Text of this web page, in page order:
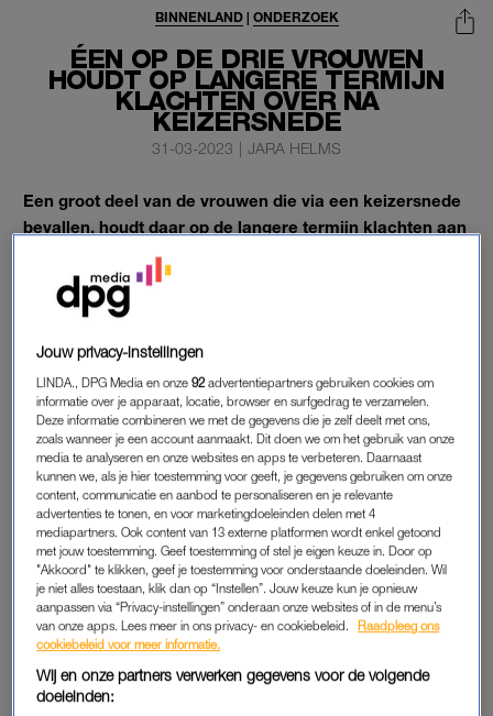
ÉEN OP DE DRIE VROUWEN
HOUDT OP LANGERE TERMIJN
KLACHTEN OVER NA
KEIZERSNEDE
BINNENLAND| ONDERZOEK
31-03-2023 | JARA HELMS
Een groot deel van de vrouwen die via een keizersnede
bevallen, houdt daar op de langere termijn klachten aan
over. Door een onderzoek van Amsterdam UMC wordt
dit gezien als een echt ziektebeeld.
Dit ziektebeeld krijgt de naam Caesarean Scar Disorder.
KLACHTEN NA KEIZERSNEDE
Uit het onderzoek van het Amsterdam UMC blijkt dat ongeveer
een op de drie vrouwen last van aanhoudende buikpijn,
bloedverlies of verminderde vruchtbaarheid als gevolg van een
keizersnede.
In het totaal bevallen zo’n dertigduizend vrouwen per jaar in
Nederland via een keizersnede. Meer dan de helft houdt hier
een ‘niche’ aan over, dat is een uitpuilend litteken in de
baarmoeder. Bij deze groep zorgt dat in ruim de helft van de
de behandeling daarvan.
Jouw privacy-instellingen
LINDA., DPG Media en onze92 advertentiepartners gebruiken cookies om
informatie over je apparaat, locatie, browser en surfgedrag te verzamelen.
Deze informatie combineren we met de gegevens die je zelf deelt met ons,
zoals wanneer je een account aanmaakt. Dit doen we om het gebruik van onze
media te analyseren en onze websites en apps te verbeteren. Daarnaast
kunnen we, als je hier toestemming voor geeft, je gegevens gebruiken om onze
content, communicatie en aanbod te personaliseren en je relevante
advertenties te tonen, en voor marketingdoeleinden delen met 4
mediapartners. Ook content van 13 externe platformen wordt enkel getoond
met jouw toestemming. Geef toestemming of stel je eigen keuze in. Door op
"Akkoord" te klikken, geef je toestemming voor onderstaande doeleinden. Wil
je niet alles toestaan, klik dan op “Instellen”. Jouw keuze kun je opnieuw
aanpassen via “Privacy-instellingen” onderaan onze websites of in de menu’s
van onze apps. Lees meer in ons privacy- en cookiebeleid.
Raadpleeg ons
cookiebeleid voor meer informatie.
Wij en onze partners verwerken gegevens voor de volgende
doeleinden: